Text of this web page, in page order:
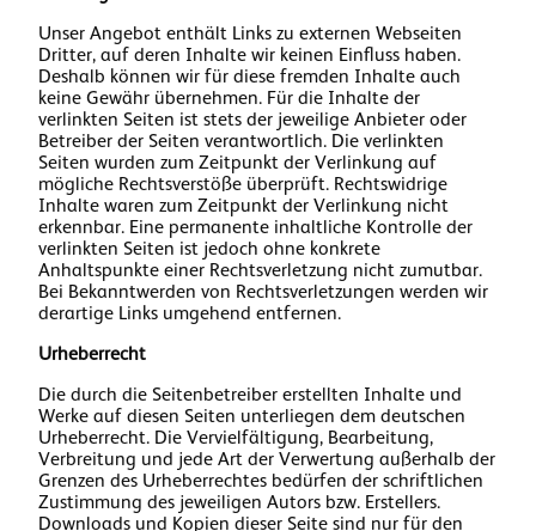
Unser Angebot enthält Links zu externen Webseiten
Dritter, auf deren Inhalte wir keinen Einfluss haben.
Deshalb können wir für diese fremden Inhalte auch
keine Gewähr übernehmen. Für die Inhalte der
verlinkten Seiten ist stets der jeweilige Anbieter oder
Betreiber der Seiten verantwortlich. Die verlinkten
Seiten wurden zum Zeitpunkt der Verlinkung auf
mögliche Rechtsverstöße überprüft. Rechtswidrige
Inhalte waren zum Zeitpunkt der Verlinkung nicht
erkennbar. Eine permanente inhaltliche Kontrolle der
verlinkten Seiten ist jedoch ohne konkrete
Anhaltspunkte einer Rechtsverletzung nicht zumutbar.
Bei Bekanntwerden von Rechtsverletzungen werden wir
derartige Links umgehend entfernen.
Urheberrecht
Die durch die Seitenbetreiber erstellten Inhalte und
Werke auf diesen Seiten unterliegen dem deutschen
Urheberrecht. Die Vervielfältigung, Bearbeitung,
Verbreitung und jede Art der Verwertung außerhalb der
Grenzen des Urheberrechtes bedürfen der schriftlichen
Zustimmung des jeweiligen Autors bzw. Erstellers.
Downloads und Kopien dieser Seite sind nur für den